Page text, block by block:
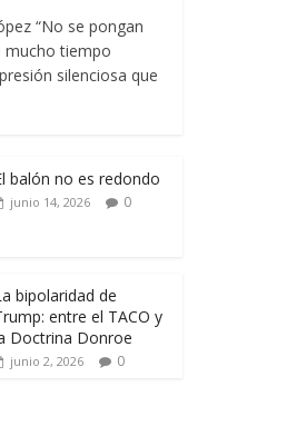
“No se pongan
mucho tiempo
silenciosa que
balón no es redondo
junio 14, 2026 0
bipolaridad de
entre el TACO y
Doctrina Donroe
junio 2, 2026 0